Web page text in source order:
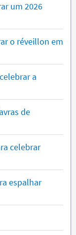
um 2026
o réveillon em
a
de
celebrar
espalhar